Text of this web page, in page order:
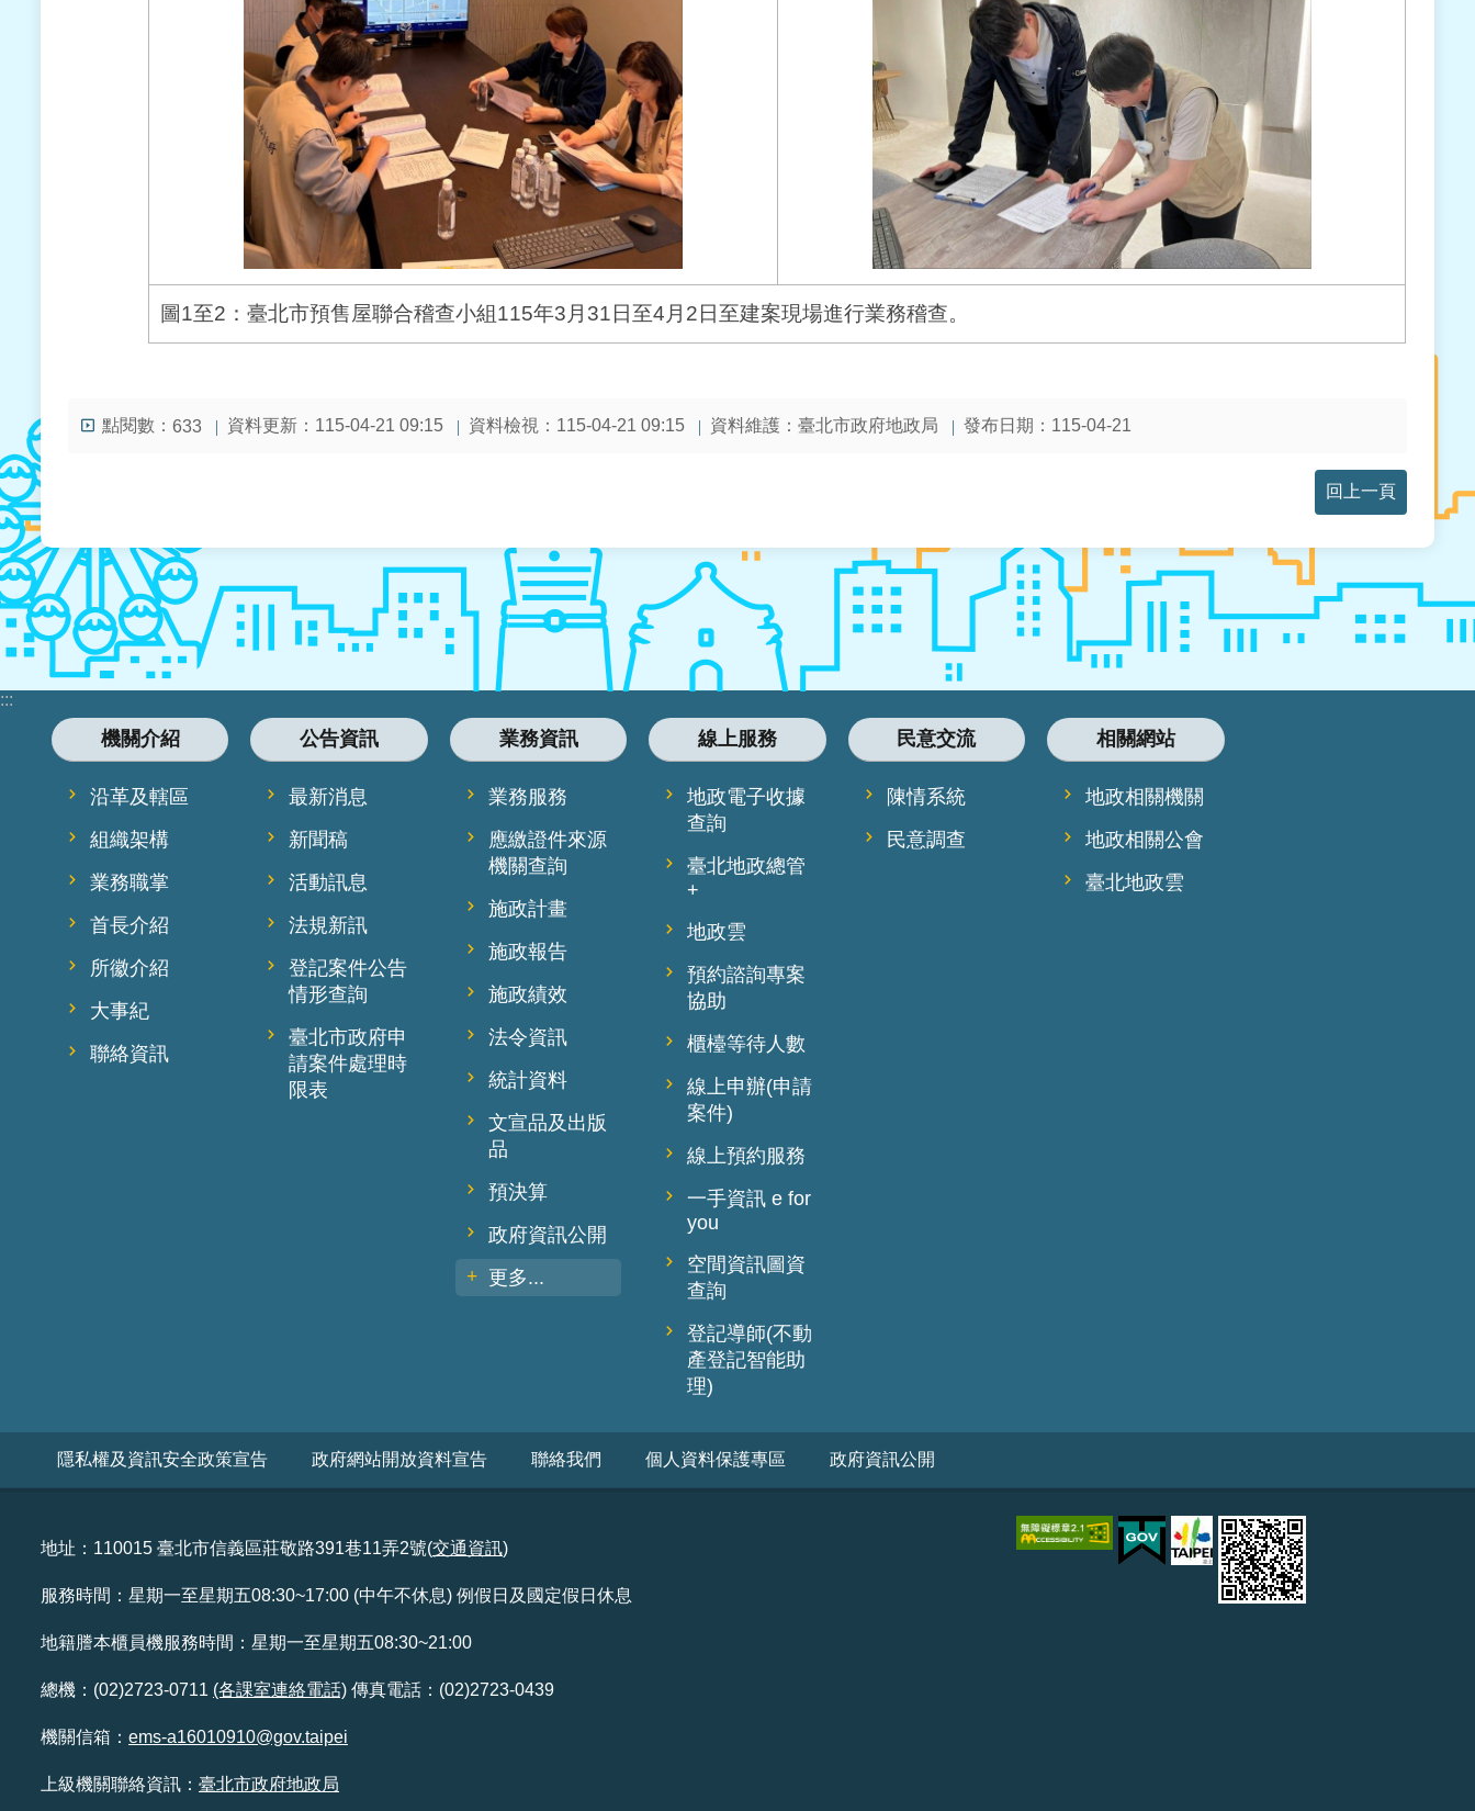
圖1至2：臺北市預售屋聯合稽查小組115年3月31日至4月2日至建案現場進行業務稽查。
點閱數： 633 資料更新：115-04-21 09:15 資料檢視：115-04-21 09:15 資料維護：臺北市政府地政局 發布日期：115-04-21
回上一頁
:::
機關介紹
沿革及轄區
組織架構
業務職掌
首長介紹
所徽介紹
大事紀
聯絡資訊
公告資訊
最新消息
新聞稿
活動訊息
法規新訊
登記案件公告
情形查詢
臺北市政府申
請案件處理時
限表
業務資訊
業務服務
應繳證件來源
機關查詢
施政計畫
施政報告
施政績效
法令資訊
統計資料
文宣品及出版
品
預決算
政府資訊公開
更多...
線上服務
地政電子收據
查詢
臺北地政總管
+
地政雲
預約諮詢專案
協助
櫃檯等待人數
線上申辦(申請
案件)
線上預約服務
一手資訊 e for
you
空間資訊圖資
查詢
登記導師(不動
產登記智能助
理)
民意交流
陳情系統
民意調查
相關網站
地政相關機關
地政相關公會
臺北地政雲
隱私權及資訊安全政策宣告 政府網站開放資料宣告 聯絡我們 個人資料保護專區 政府資訊公開
地址：110015 臺北市信義區莊敬路391巷11弄2號(交通資訊)
服務時間：星期一至星期五08:30~17:00 (中午不休息) 例假日及國定假日休息
地籍謄本櫃員機服務時間：星期一至星期五08:30~21:00
總機：(02)2723-0711 (各課室連絡電話) 傳真電話：(02)2723-0439
機關信箱： ems-a16010910@gov.taipei
上級機關聯絡資訊： 臺北市政府地政局